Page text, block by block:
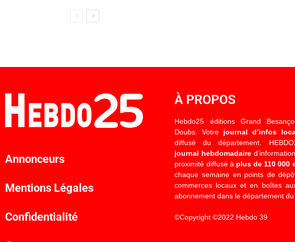
Annonceurs
Mentions Légales
Confidentialité
À PROPOS
Hebdo25 éditions Grand
Doubs. Votre journal d’infos
diffusé du département.
journal hebdomadaire
proximité diffusé à plus de 110 000
chaque semaine en points de
commerces locaux et en boîtes
abonnement dans le département du
©Copyright ©2022 Hebdo 39